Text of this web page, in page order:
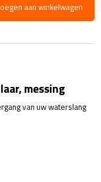
aan winkelwagen
messing
van uw waterslang